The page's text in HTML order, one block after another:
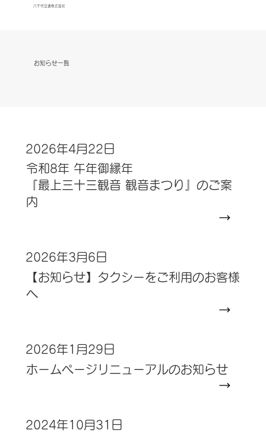
八千代交通株式会社
お知らせ一覧
2026年4月22日
令和8年 午年御縁年
『最上三十三観音 観音まつり』のご案
内
2026年3月6日
【お知らせ】タクシーをご利用のお客様
へ
2026年1月29日
ホームページリニューアルのお知らせ
2024年10月31日